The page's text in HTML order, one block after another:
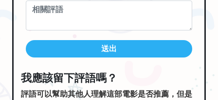
送出
我應該留下評語嗎？
評語可以幫助其他人理解這部電影是否推薦，但是